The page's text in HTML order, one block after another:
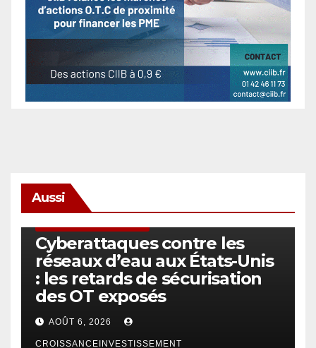
Aussi
Cyberattaques contre les
réseaux d’eau aux États-Unis
: les retards de sécurisation
des OT exposés
AOÛT 6, 2026
CROISSANCEINVESTISSEMENT